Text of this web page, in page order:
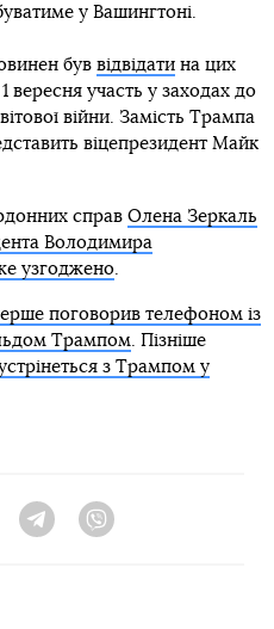
у Вашингтоні.
був відвідати на цих
вересня участь у заходах до
війни. Замість Трампа
віцепрезидент Майк
справ Олена Зеркаль
Володимира
узгоджено.
поговорив телефоном із
Трампом . Пізніше
з Трампом у
Twitter Telegram